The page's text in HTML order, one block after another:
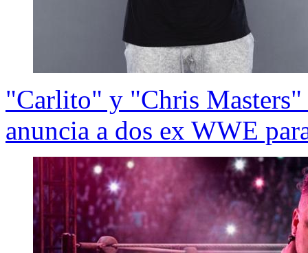
"Carlito" y "Chris Masters"
anuncia a dos ex WWE